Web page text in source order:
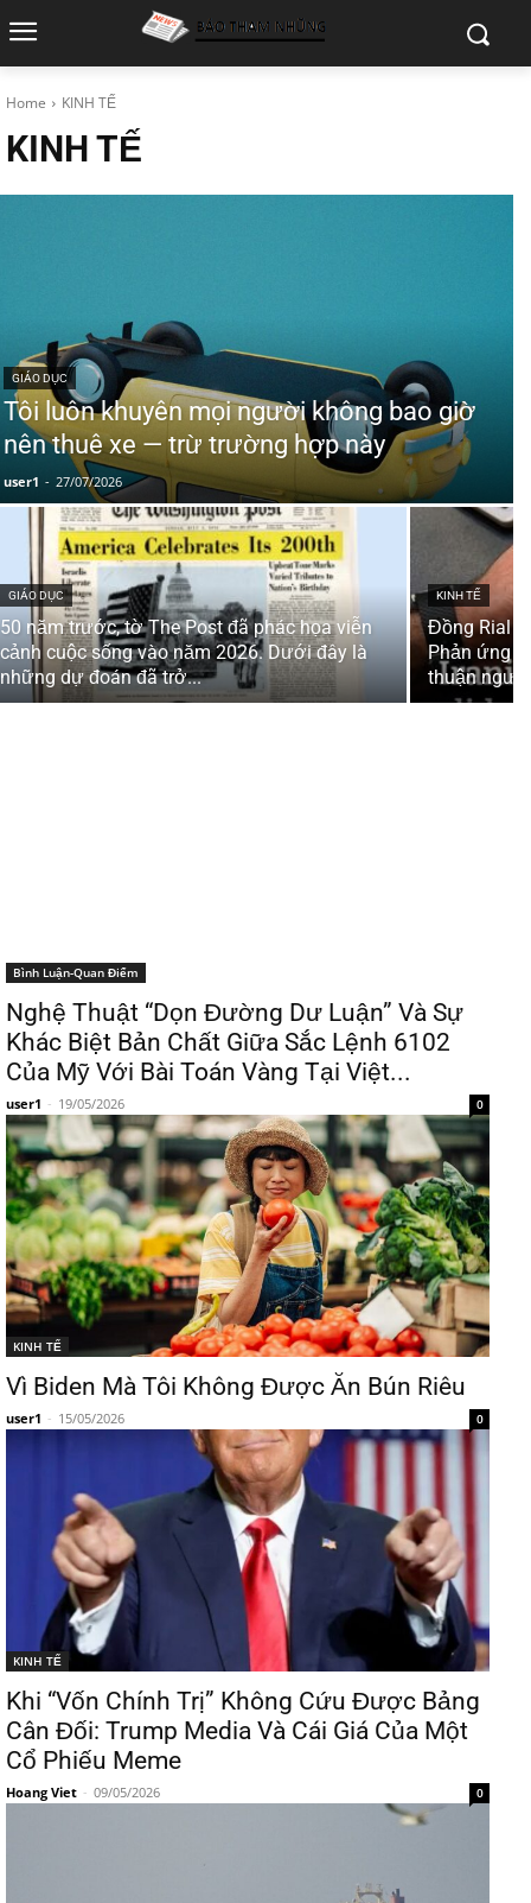
Home KINH TẾ
KINH TẾ
GIÁO DỤC
Tôi luôn khuyên mọi người không bao giờ
nên thuê xe — trừ trường hợp này
user1 - 27/07/2026
GIÁO DỤC
50 năm trước, tờ The Post đã phác họa viễn
cảnh cuộc sống vào năm 2026. Dưới đây là
những dự đoán đã trở...
KINH TẾ
Đồng Rial
Phản ứng
thuận
Bình Luận-Quan Điểm
Nghệ Thuật “Dọn Đường Dư Luận” Và Sự
Khác Biệt Bản Chất Giữa Sắc Lệnh 6102
Của Mỹ Với Bài Toán Vàng Tại Việt...
user1 - 19/05/2026 0
KINH TẾ
Vì Biden Mà Tôi Không Được Ăn Bún Riêu
user1 - 15/05/2026 0
KINH TẾ
Khi “Vốn Chính Trị” Không Cứu Được Bảng
Cân Đối: Trump Media Và Cái Giá Của Một
Cổ Phiếu Meme
Hoang Viet - 09/05/2026 0